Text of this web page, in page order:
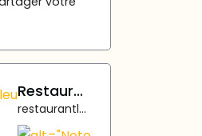
Restaurant L'Homme Bleu
restaurantlhommebleu.fr